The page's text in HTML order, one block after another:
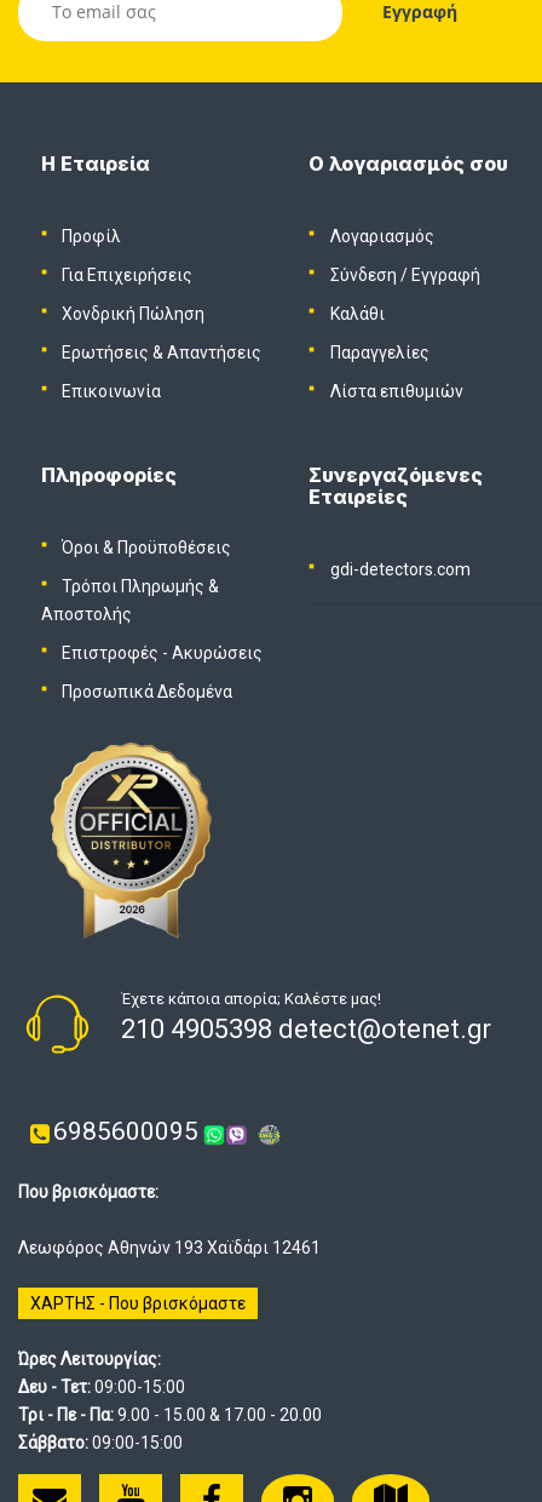
Η Εταιρεία
Προφίλ
Για Επιχειρήσεις
Χονδρική Πώληση
Ερωτήσεις & Απαντήσεις
Επικοινωνία
Ο λογαριασμός σου
Λογαριασμός
Σύνδεση / Εγγραφή
Καλάθι
Παραγγελίες
Λίστα επιθυμιών
Πληροφορίες
Όροι & Προϋποθέσεις
Τρόποι Πληρωμής &
Αποστολής
Επιστροφές - Ακυρώσεις
Προσωπικά Δεδομένα
Συνεργαζόμενες
Εταιρείες
gdi-detectors.com
Έχετε κάποια απορία; Καλέστε μας!
210 4905398 detect@otenet.gr
6985600095
Που βρισκόμαστε:
Λεωφόρος Αθηνών 193 Χαϊδάρι 12461
ΧΑΡΤΗΣ - Που βρισκόμαστε
Ώρες Λειτουργίας:
Δευ - Τετ:09:00-15:00
Τρι - Πε - Πα:9.00 - 15.00 & 17.00 - 20.00
Σάββατο:09:00-15:00